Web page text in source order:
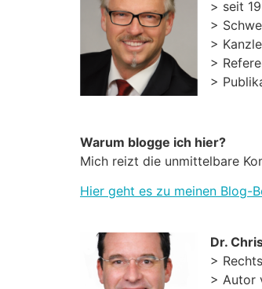
> seit
>
>
>
>
Warum blogge ich hier?
Mich reizt die unmittelbare
Hier geht es zu meinen Blog-
Dr.
>
> Autor